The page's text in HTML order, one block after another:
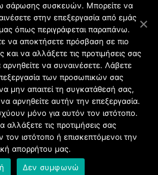
- All Rights Reserved
|
Προφίλ
Διαφήμιση
Επικοινωνία
Απορρήτου
σάρωσης συσκευών. Μπορείτε να
στην επεξεργασία από εμάς
όπως περιγράφεται παραπάνω.
να αποκτήσετε πρόσβαση σε πιο
και να αλλάξετε τις προτιμήσεις σας
να συναινέσετε. Λάβετε
των προσωπικών σας
μην απαιτεί τη συγκατάθεσή σας,
αρνηθείτε αυτήν την επεξεργασία.
μόνο για αυτόν τον ιστότοπο.
αλλάξετε τις προτιμήσεις σας
τον ιστότοπο ή επισκεπτόμενοι την
απορρήτου μας.
Δεν συμφωνώ